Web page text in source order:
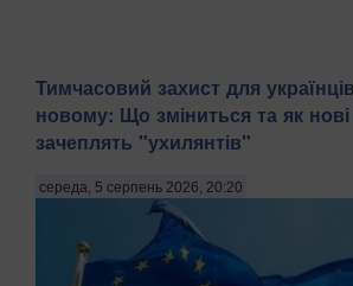
Тимчасовий захист для
новому: Що зміниться та як
зачеплять "ухилянтів"
середа, 5 серпень 2026, 20:20